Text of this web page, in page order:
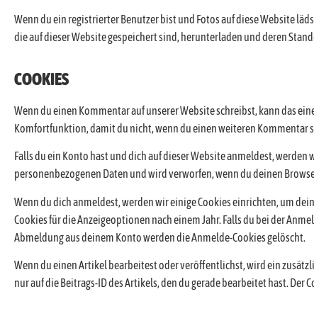
Wenn du ein registrierter Benutzer bist und Fotos auf diese Website
die auf dieser Website gespeichert sind, herunterladen und deren
COOKIES
Wenn du einen Kommentar auf unserer Website schreibst, kann das
Komfortfunktion, damit du nicht, wenn du einen weiteren Kommentar
Falls du ein Konto hast und dich auf dieser Website anmeldest,
personenbezogenen Daten und wird verworfen, wenn du deinen
Wenn du dich anmeldest, werden wir einige Cookies einrichten, um
Cookies für die Anzeigeoptionen nach einem Jahr. Falls du bei der
Abmeldung aus deinem Konto werden die Anmelde-Cookies gelöscht.
Wenn du einen Artikel bearbeitest oder veröffentlichst, wird ein
nur auf die Beitrags-ID des Artikels, den du gerade bearbeitet hast. Der